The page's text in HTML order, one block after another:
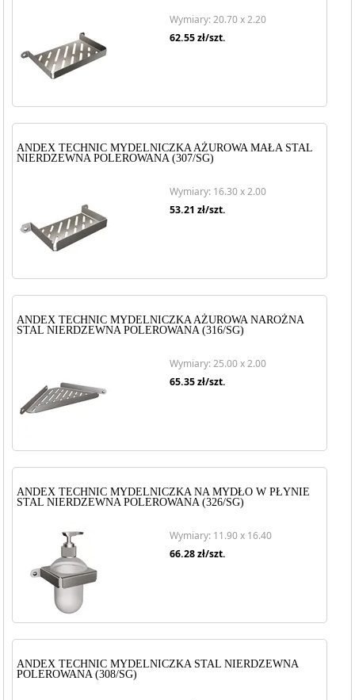
Wymiary: 20.70 x 2.20
62.55zł/szt.
ANDEX TECHNIC MYDELNICZKA AŻUROWA MAŁA STAL
NIERDZEWNA POLEROWANA (307/SG)
Wymiary: 16.30 x 2.00
53.21 zł/szt.
ANDEX TECHNIC MYDELNICZKA AŻUROWA NAROŻNA
STAL NIERDZEWNA POLEROWANA (316/SG)
Wymiary: 25.00 x 2.00
65.35zł/szt.
ANDEX TECHNIC MYDELNICZKA NA MYDŁO W PŁYNIE
STAL NIERDZEWNA POLEROWANA (326/SG)
Wymiary: 11.90 x 16.40
66.28zł/szt.
ANDEX TECHNIC MYDELNICZKA STAL NIERDZEWNA
POLEROWANA (308/SG)